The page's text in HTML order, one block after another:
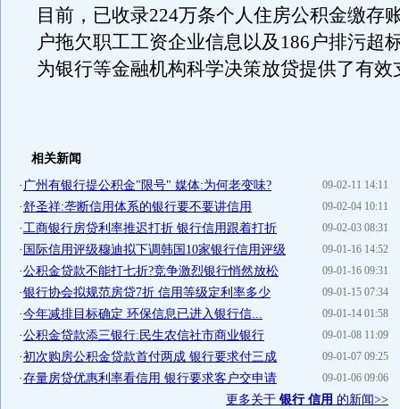
目前，已收录224万条个人住房公积金缴存
户拖欠职工工资企业信息以及186户排污超
为银行等金融机构科学决策放贷提供了有效
相关新闻
09-02-11 14:11
· 广州有银行提公积金"限号" 媒体:为何老变味?
09-02-04 10:11
·舒圣祥:垄断信用体系的银行要不要讲信用
09-02-03 08:31
·工商银行房贷利率推迟打折 银行信用跟着打折
09-01-16 14:52
·国际信用评级穆迪拟下调韩国10家银行信用评级
09-01-16 09:31
·公积金贷款不能打七折?竞争激烈银行悄然放松
09-01-15 07:34
·银行协会拟规范房贷7折 信用等级定利率多少
09-01-14 01:58
·今年减排目标确定 环保信息已进入银行信...
09-01-08 11:09
·公积金贷款添三银行:民生农信社市商业银行
09-01-07 09:25
·初次购房公积金贷款首付两成 银行要求付三成
09-01-06 09:06
·存量房贷优惠利率看信用 银行要求客户交申请
更多关于 银行 信用 的新闻>>